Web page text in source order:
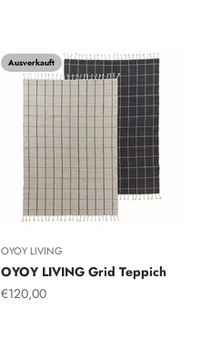
Ausverkauft
OYOY LIVING
OYOY LIVING Grid Teppich
Angebot
€120,00